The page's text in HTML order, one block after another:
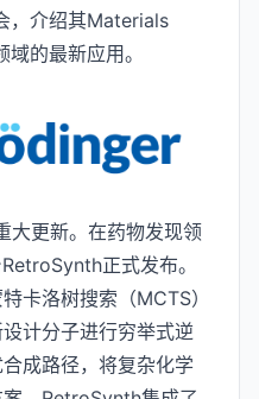
，介绍其Materials
的最新应用。
大更新。在药物发现领
正式发布。
卡洛树搜索（MCTS）
计分子进行穷举式逆
成路径，将复杂化学